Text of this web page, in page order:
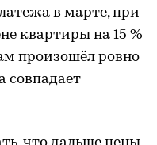
в марте, при
квартиры на 15 %
произошёл ровно
совпадает